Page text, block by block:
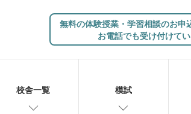
無料の体験授業・学習相談のお申
お電話でも受け付けてい
校舎一覧 模試